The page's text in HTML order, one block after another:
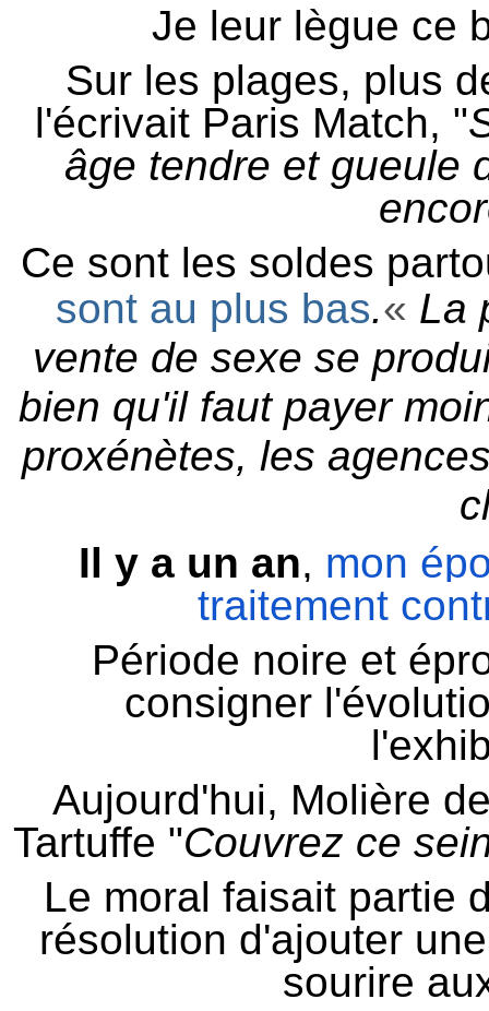
Je leur lègue ce
Sur les plages, plus
l'écrivait Paris Match, "
âge tendre et gueule
Ce sont les soldes
sont au plus bas.« La
vente de sexe se
bien qu'il faut payer
proxénètes, les
Il y a un an, mon
traitement
Période noire et
consigner
Aujourd'hui, Molière
Tartuffe "Couvrez ce
Le moral faisait partie
résolution d'ajouter
sourire